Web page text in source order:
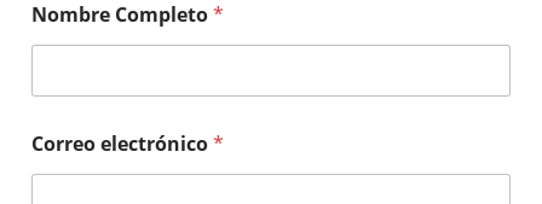
Nombre Completo*
Correo electrónico*